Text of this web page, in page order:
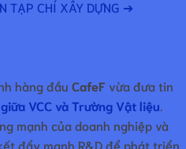
TẠP CHÍ XÂY DỰNG ➔
hàng đầu CafeFvừa đưa tin
VCC và Trường Vật liệu
mạnh của doanh nghiệp và
đẩy mạnh R&D để phát triển